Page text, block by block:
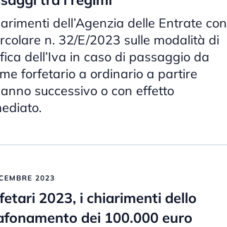
dell’Agenzia delle Entrate con
n. 32/E/2023 sulle modalità di
dell’Iva in caso di passaggio da
forfetario a ordinario a partire
successivo o con effetto
2023
2023, i chiarimenti dello
dei 100.000 euro